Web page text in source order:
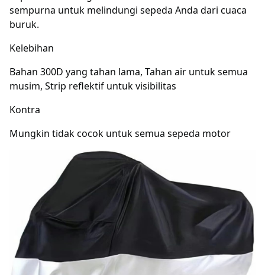
sempurna untuk melindungi sepeda Anda dari cuaca
buruk.
Kelebihan
Bahan 300D yang tahan lama, Tahan air untuk semua
musim, Strip reflektif untuk visibilitas
Kontra
Mungkin tidak cocok untuk semua sepeda motor